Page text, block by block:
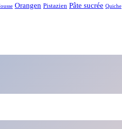
Orangen Pistazien Pâte sucrée Quiche